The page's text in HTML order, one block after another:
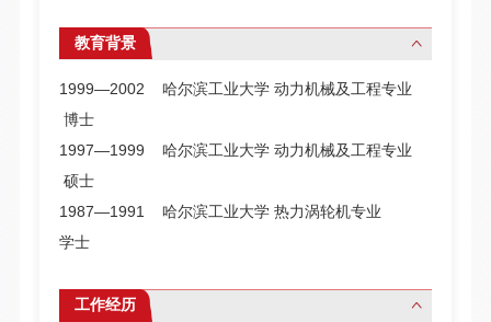
教育背景
1999―2002 哈尔滨工业大学 动力机械及工程专业
博士
1997―1999 哈尔滨工业大学 动力机械及工程专业
硕士
1987―1991 哈尔滨工业大学 热力涡轮机专业
学士
工作经历